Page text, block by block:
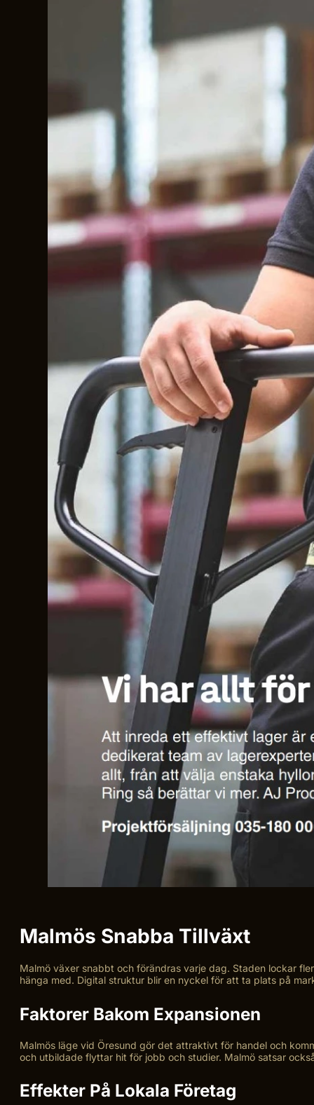
Malmös Snabba Tillväxt
Malmö växer snabbt och förändras varje dag. Staden lockar
hänga med. Digital struktur blir en nyckel för att ta plats på
Faktorer Bakom Expansionen
Malmös läge vid Öresund gör det attraktivt för handel och
och utbildade flyttar hit för jobb och studier. Malmö satsar
Effekter På Lokala Företag